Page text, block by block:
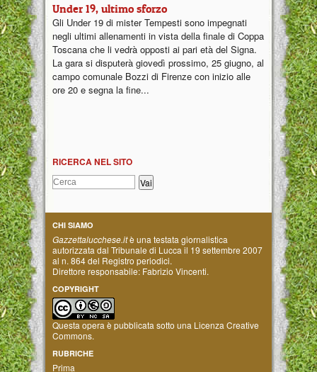
Under 19, ultimo sforzo
Gli Under 19 di mister Tempesti sono impegnati
negli ultimi allenamenti in vista della finale di Coppa
Toscana che li vedrà opposti ai pari età del Signa.
La gara si disputerà giovedì prossimo, 25 giugno, al
campo comunale Bozzi di Firenze con inizio alle
ore 20 e segna la fine...
RICERCA NEL SITO
CHI SIAMO
Gazzettalucchese.itè una testata giornalistica
autorizzata dal Tribunale di Lucca il 19 settembre 2007
al n. 864 del Registro periodici.
Direttore responsabile: Fabrizio Vincenti.
COPYRIGHT
Questa opera è pubblicata sotto una Licenza Creative
Commons.
RUBRICHE
Prima